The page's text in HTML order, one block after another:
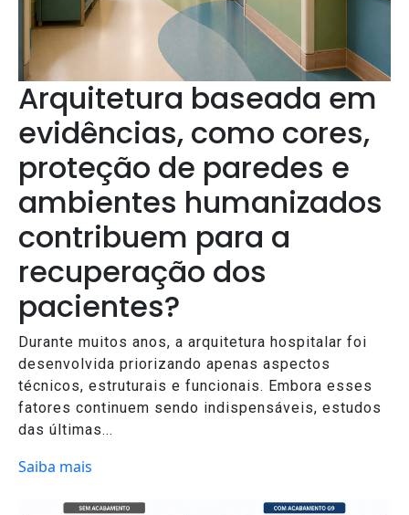
Arquitetura baseada em
evidências, como cores,
proteção de paredes e
ambientes humanizados
contribuem para a
recuperação dos
pacientes?
Durante muitos anos, a arquitetura hospitalar foi
desenvolvida priorizando apenas aspectos
técnicos, estruturais e funcionais. Embora esses
fatores continuem sendo indispensáveis, estudos
das últimas...
Saiba mais